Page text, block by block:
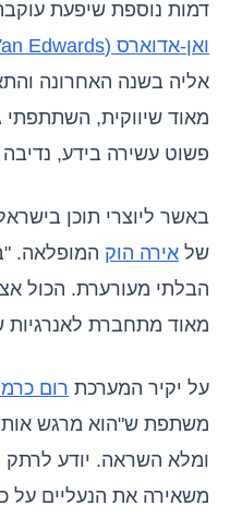
דמות נוספת שיפעת
ואן-אדוארס (Vanessa Van Edwards)
אליה בשנה האחרונה
מאוד שיווקית, השתתפתי
פשוט עשירה בידע,
באשר ליוצרי תוכן
של אירה הוק המופלאה.
הבלתי מעורערת. הכול
מאוד מתחברת לאנרגיות
על יקיר המערכת רום
משתפת ש"הוא מרגש
ומלא השראה. יודע לרתק
משאירה את הנעליים על